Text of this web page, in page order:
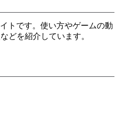
トです。使い方やゲームの動
どを紹介しています。